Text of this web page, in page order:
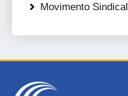
Movimento Sindical